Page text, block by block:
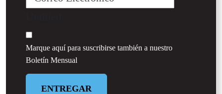
Marque aquí para suscribirse también a nuestro
Boletín Mensual
ENTREGAR